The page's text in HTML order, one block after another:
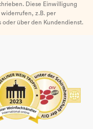
Diese Einwilligung
z.B. per
oder über den Kundendienst.